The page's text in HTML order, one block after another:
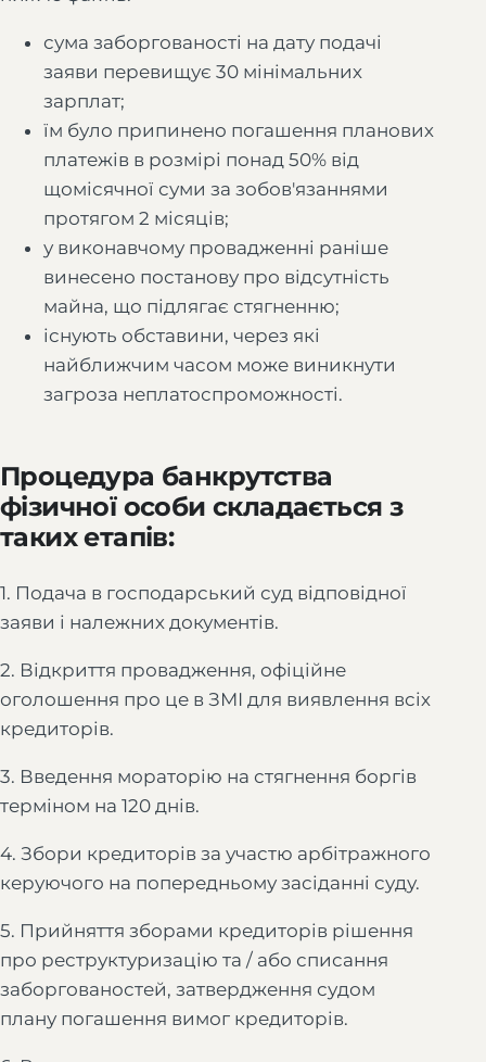
сума заборгованості на дату подачі
заяви перевищує 30 мінімальних
зарплат;
їм було припинено погашення планових
платежів в розмірі понад 50% від
щомісячної суми за зобов'язаннями
протягом 2 місяців;
у виконавчому провадженні раніше
винесено постанову про відсутність
майна, що підлягає стягненню;
існують обставини, через які
найближчим часом може виникнути
загроза неплатоспроможності.
Процедура банкрутства
фізичної особи складається з
таких етапів:
1. Подача в господарський суд відповідної
заяви і належних документів.
2. Відкриття провадження, офіційне
оголошення про це в ЗМІ для виявлення всіх
кредиторів.
3. Введення мораторію на стягнення боргів
терміном на 120 днів.
4. Збори кредиторів за участю арбітражного
керуючого на попередньому засіданні суду.
5. Прийняття зборами кредиторів рішення
про реструктуризацію та / або списання
заборгованостей, затвердження судом
плану погашення вимог кредиторів.